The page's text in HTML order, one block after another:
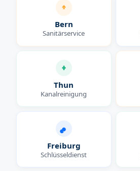
Bern
Sanitärservice
Thun
Kanalreinigung
Freiburg
Schlüsseldienst